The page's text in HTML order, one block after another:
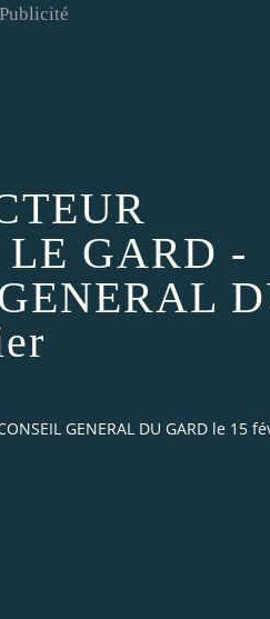
Publicité
LE GARD -
GENERAL DU GARD le 15